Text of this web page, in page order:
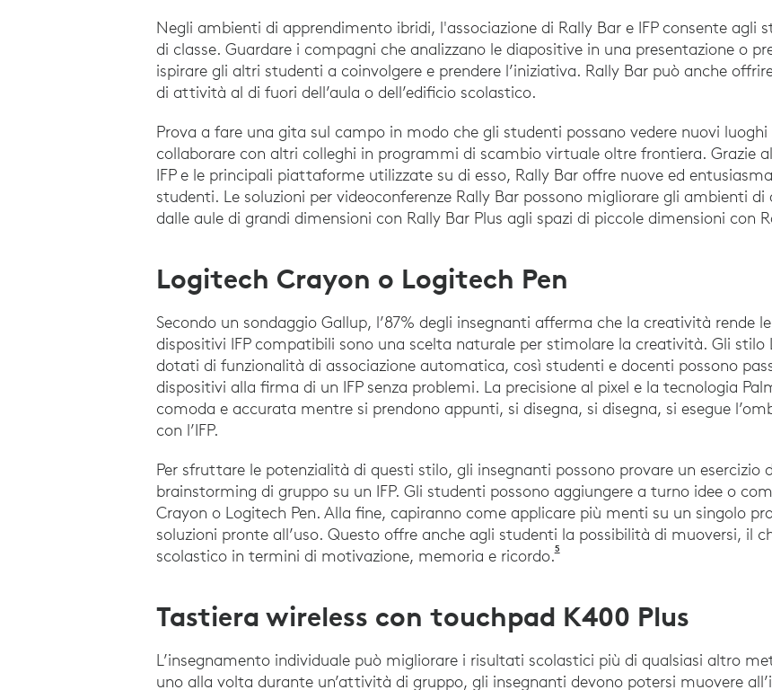
Negli ambienti di apprendimento ibridi, l'associazione di Rally Bar e IFP consente agli
di classe. Guardare i compagni che analizzano le diapositive in una presentazione o
ispirare gli altri studenti a coinvolgere e prendere l’iniziativa. Rally Bar può anche
di attività al di fuori dell’aula o dell’edificio scolastico.
Prova a fare una gita sul campo in modo che gli studenti possano vedere nuovi
collaborare con altri colleghi in programmi di scambio virtuale oltre frontiera. Grazie
IFP e le principali piattaforme utilizzate su di esso, Rally Bar offre nuove ed
studenti. Le soluzioni per videoconferenze Rally Bar possono migliorare gli ambienti
dalle aule di grandi dimensioni con Rally Bar Plus agli spazi di piccole dimensioni con
Logitech Crayon o Logitech Pen
Secondo un sondaggio Gallup, l’87% degli insegnanti afferma che la creatività rende
dispositivi IFP compatibili sono una scelta naturale per stimolare la creatività. Gli stilo
dotati di funzionalità di associazione automatica, così studenti e docenti possono
dispositivi alla firma di un IFP senza problemi. La precisione al pixel e la tecnologia
comoda e accurata mentre si prendono appunti, si disegna, si disegna, si esegue
con l’IFP.
Per sfruttare le potenzialità di questi stilo, gli insegnanti possono provare un esercizio
brainstorming di gruppo su un IFP. Gli studenti possono aggiungere a turno idee o
Crayon o Logitech Pen. Alla fine, capiranno come applicare più menti su un singolo
soluzioni pronte all’uso. Questo offre anche agli studenti la possibilità di muoversi, il
scolastico in termini di motivazione, memoria e ricordo.5Mualem, Raed et al. (2018). The
Tastiera wireless con touchpad K400 Plus
L’insegnamento individuale può migliorare i risultati scolastici più di qualsiasi altro
uno alla volta durante un’attività di gruppo, gli insegnanti devono potersi muovere